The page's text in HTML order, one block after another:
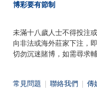
博彩要有節制
未滿十八歲人士不得投注
向非法或海外莊家下注，
切勿沉迷賭博，如需尋求
常見問題 聯絡我們 傳